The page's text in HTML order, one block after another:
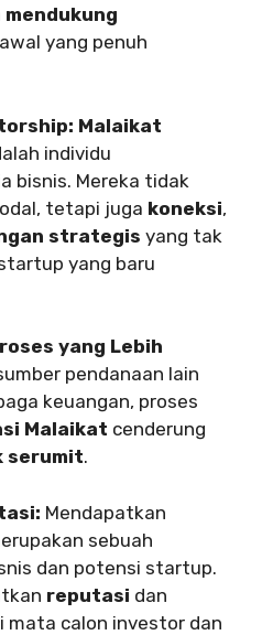
mendukung
yang penuh
Malaikat
individu
bisnis. Mereka tidak
tetapi juga koneksi,
strategis yang tak
yang baru
yang Lebih
pendanaan lain
keuangan, proses
Malaikat cenderung
serumit.
Mendapatkan
sebuah
dan potensi startup.
reputasi dan
mata calon investor dan